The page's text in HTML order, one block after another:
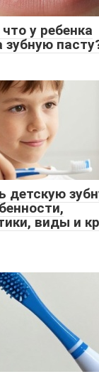
у ребенка
зубную
детскую
виды и